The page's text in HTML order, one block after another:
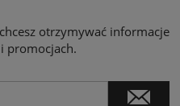
otrzymywać informacje
promocjach.